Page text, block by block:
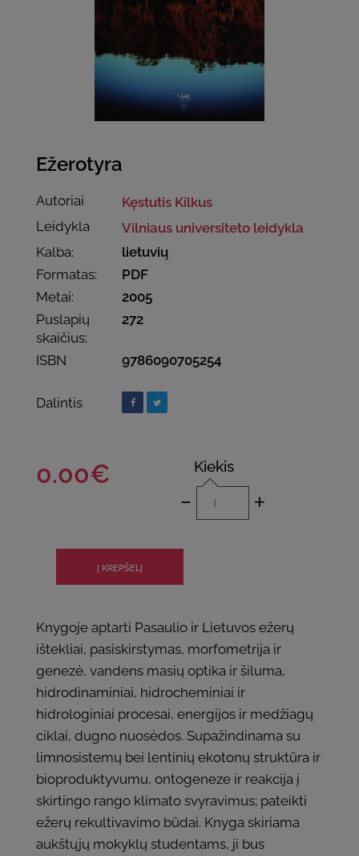
Ežerotyra
Autoriai
Kęstutis Kilkus
Leidykla
Vilniaus universiteto leidykla
Kalba:
lietuvių
Formatas:
PDF
Metai:
2005
Puslapių
skaičius:
272
ISBN 9786090705254
Dalintis
0.00€ Kiekis
- +
Knygoje aptarti Pasaulio ir Lietuvos ežerų
ištekliai, pasiskirstymas, morfometrija ir
genezė, vandens masių optika ir šiluma,
hidrodinaminiai, hidrocheminiai ir
hidrologiniai procesai, energijos ir medžiagų
ciklai, dugno nuosėdos. Supažindinama su
limnosistemų bei lentinių ekotonų struktūra ir
bioproduktyvumu, ontogeneze ir reakcija į
skirtingo rango klimato svyravimus; pateikti
ežerų rekultivavimo būdai. Knyga skiriama
aukštųjų mokyklų studentams, ji bus